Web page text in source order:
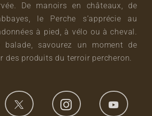
De manoirs en châteaux, de
le Perche s’apprécie au
à pied, à vélo ou à cheval.
savourez un moment de
des produits du terroir percheron.